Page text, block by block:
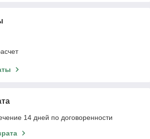
14 дней по договоренности